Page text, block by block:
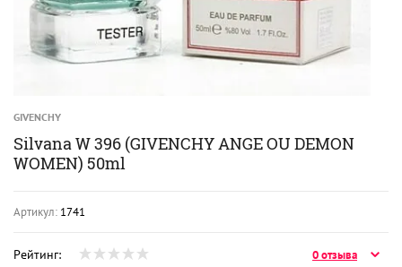
GIVENCHY
Silvana W 396 (GIVENCHY ANGE OU DEMON
WOMEN) 50ml
Артикул: 1741
Рейтинг: 0 отзыва